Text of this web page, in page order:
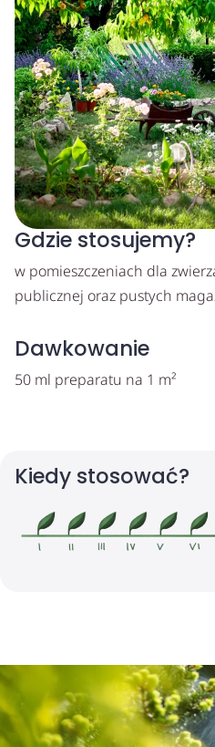
Gdzie stosujemy?
w pomieszczeniach dla
publicznej oraz pustych
Dawkowanie
50 ml preparatu na 1 m²
Kiedy stosować?